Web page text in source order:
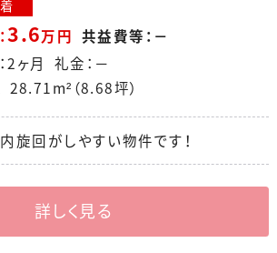
3.6万円 共益費等：－
2ヶ月 礼金：－
28.71m²（8.68坪）
旋回がしやすい物件です！
詳しく見る